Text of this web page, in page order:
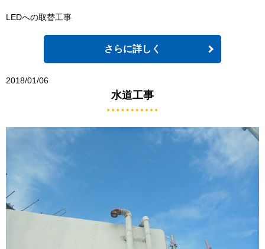
LEDへの取替工事
さらに詳しく
2018/01/06
水道工事